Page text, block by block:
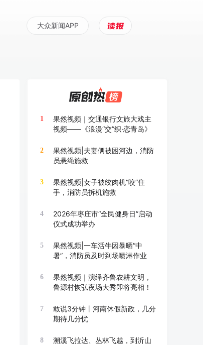
大众新闻APP
1
果然视频｜交通银行文旅大戏主
视频——《浪漫“交”织·恋青岛》
2
果然视频|夫妻俩被困河边，消防
员悬绳施救
3
果然视频|女子被绞肉机“咬”住
手，消防员拆机施救
4
2026年枣庄市“全民健身日”启动
仪式成功举办
5
果然视频|一车活牛因暴晒“中
暑”，消防员及时到场喷淋作业
6
果然视频｜演绎齐鲁农耕文明，
鲁源村恢弘夜场大秀即将亮相！
7
敢说3分钟丨河南休假新政，几分
期待几分忧
8
溯溪飞拉达、丛林飞越，到沂山